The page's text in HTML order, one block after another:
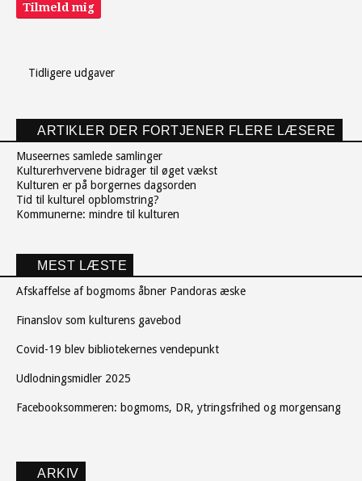
Tilmeld mig
Tidligere udgaver
ARTIKLER DER FORTJENER FLERE LÆSERE
Museernes samlede samlinger
Kulturerhvervene bidrager til øget vækst
Kulturen er på borgernes dagsorden
Tid til kulturel opblomstring?
Kommunerne: mindre til kulturen
MEST LÆSTE
Afskaffelse af bogmoms åbner Pandoras æske
Finanslov som kulturens gavebod
Covid-19 blev bibliotekernes vendepunkt
Udlodningsmidler 2025
Facebooksommeren: bogmoms, DR, ytringsfrihed og morgensang
ARKIV